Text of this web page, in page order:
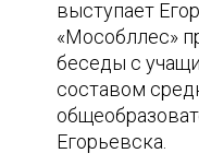
выступает
«Мособллес»
беседы с
составом
Егорьевска.